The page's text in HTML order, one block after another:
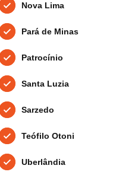
Nova Lima
Pará de Minas
Patrocínio
Santa Luzia
Sarzedo
Teófilo Otoni
Uberlândia